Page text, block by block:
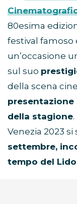
80esima
festival
un’occasione
sul suo
della scena
della stagione
Venezia 2023 si
settembre,
tempo del